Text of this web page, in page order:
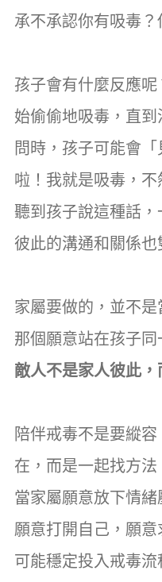
承不承認你有吸毒
孩子會有什麼反應
始偷偷地吸毒，直
問時，孩子可能會
啦！我就是吸毒，不
聽到孩子說這種話，
彼此的溝通和關係也
家屬要做的，並不
那個願意站在孩子
敵人不是家人彼此
陪伴戒毒不是要縱
在，而是一起找方法
當家屬願意放下情
願意打開自己，願
可能穩定投入戒毒